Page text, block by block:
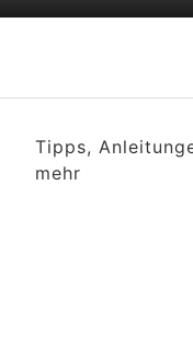
Tipps,
mehr